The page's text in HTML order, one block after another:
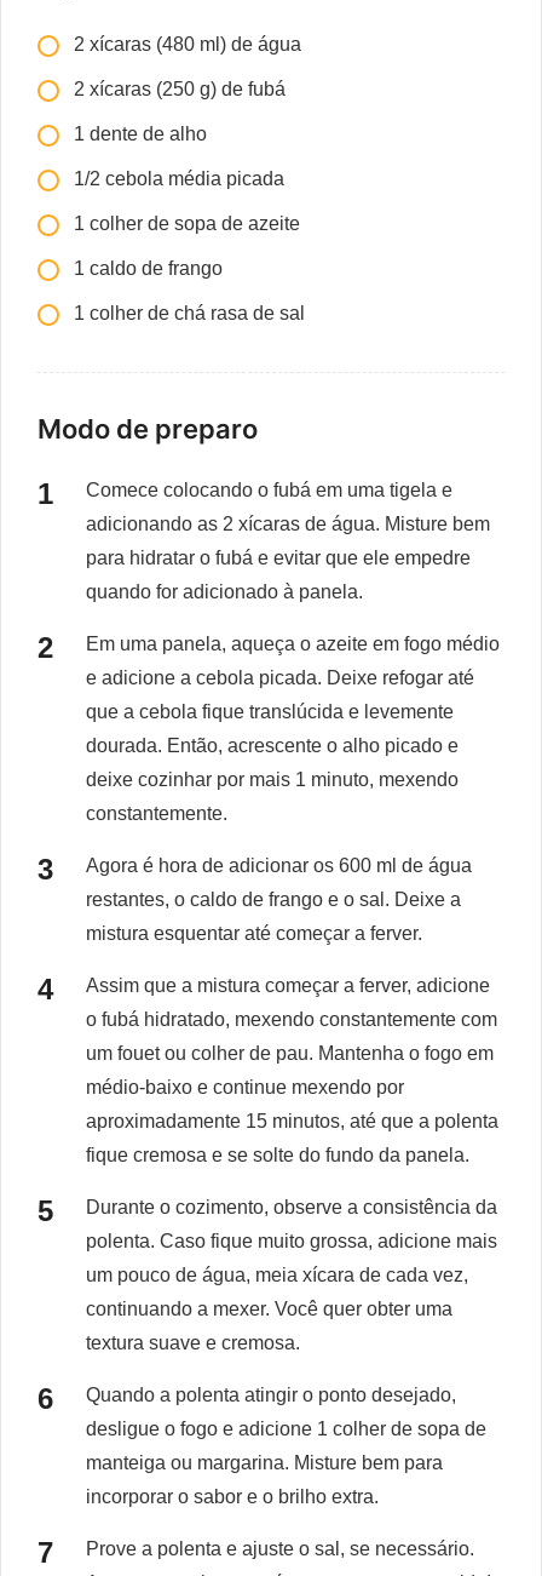
2 xícaras (480 ml) de água
2 xícaras (250 g) de fubá
1 dente de alho
1/2 cebola média picada
1 colher de sopa de azeite
1 caldo de frango
1 colher de chá rasa de sal
Modo de preparo
Comece colocando o fubá em uma tigela e
adicionando as 2 xícaras de água. Misture bem
para hidratar o fubá e evitar que ele empedre
quando for adicionado à panela.
Em uma panela, aqueça o azeite em fogo médio
e adicione a cebola picada. Deixe refogar até
que a cebola fique translúcida e levemente
dourada. Então, acrescente o alho picado e
deixe cozinhar por mais 1 minuto, mexendo
constantemente.
Agora é hora de adicionar os 600 ml de água
restantes, o caldo de frango e o sal. Deixe a
mistura esquentar até começar a ferver.
Assim que a mistura começar a ferver, adicione
o fubá hidratado, mexendo constantemente com
um fouet ou colher de pau. Mantenha o fogo em
médio-baixo e continue mexendo por
aproximadamente 15 minutos, até que a polenta
fique cremosa e se solte do fundo da panela.
Durante o cozimento, observe a consistência da
polenta. Caso fique muito grossa, adicione mais
um pouco de água, meia xícara de cada vez,
continuando a mexer. Você quer obter uma
textura suave e cremosa.
Quando a polenta atingir o ponto desejado,
desligue o fogo e adicione 1 colher de sopa de
manteiga ou margarina. Misture bem para
incorporar o sabor e o brilho extra.
Prove a polenta e ajuste o sal, se necessário.